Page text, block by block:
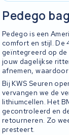
Pedego
Pedego is een
comfort en stijl. De
geïntegreerd op
jouw dagelijkse
afnemen,
Bij KWS Seuren
vervangen we de
lithiumcellen. Het
gecontroleerd en
retourneren. Zo
presteert.